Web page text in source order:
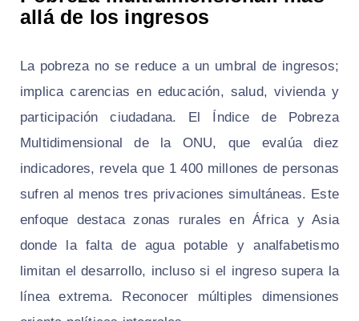
allá de los ingresos
La pobreza no se reduce a un umbral de ingresos;
implica carencias en educación, salud, vivienda y
participación ciudadana. El Índice de Pobreza
Multidimensional de la ONU, que evalúa diez
indicadores, revela que 1 400 millones de personas
sufren al menos tres privaciones simultáneas. Este
enfoque destaca zonas rurales en África y Asia
donde la falta de agua potable y analfabetismo
limitan el desarrollo, incluso si el ingreso supera la
línea extrema. Reconocer múltiples dimensiones